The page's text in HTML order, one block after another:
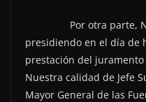
Por otra parte, Nos
presidiendo en el día de
prestación del
Nuestra calidad de Jefe
Mayor General de las